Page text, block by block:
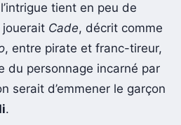
tient en peu de
jouerait Cade, décrit comme
, entre pirate et franc-tireur,
du personnage incarné par
serait d’emmener le garçon
.